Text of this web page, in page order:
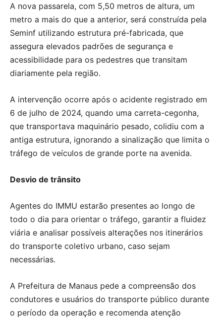
A nova passarela, com 5,50 metros de altura, um
metro a mais do que a anterior, será construída pela
Seminf utilizando estrutura pré-fabricada, que
assegura elevados padrões de segurança e
acessibilidade para os pedestres que transitam
diariamente pela região.
A intervenção ocorre após o acidente registrado em
6 de julho de 2024, quando uma carreta-cegonha,
que transportava maquinário pesado, colidiu com a
antiga estrutura, ignorando a sinalização que limita o
tráfego de veículos de grande porte na avenida.
Desvio de trânsito
Agentes do IMMU estarão presentes ao longo de
todo o dia para orientar o tráfego, garantir a fluidez
viária e analisar possíveis alterações nos itinerários
do transporte coletivo urbano, caso sejam
necessárias.
A Prefeitura de Manaus pede a compreensão dos
condutores e usuários do transporte público durante
o período da operação e recomenda atenção